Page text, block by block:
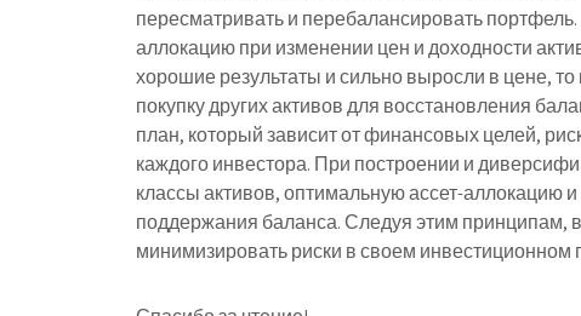
пересматривать и перебалансировать
аллокацию при изменении цен и доходности
хорошие результаты и сильно выросли в цене,
покупку других активов для восстановления
план, который зависит от финансовых целей,
каждого инвестора. При построении и
классы активов, оптимальную ассет-аллокацию
поддержания баланса. Следуя этим принципам,
минимизировать риски в своем инвестиционном